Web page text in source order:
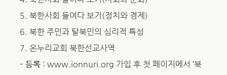
5. 북한사회 들여다 보기(정치와 경제)
6. 북한 주민과 탈북민의 심리적 특성
7. 온누리교회 북한선교사역
– 등록: www.ionnuri.org 가입 후 첫 페이지에서 ‘북